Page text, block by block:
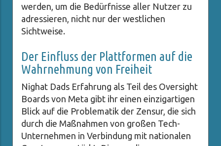
werden, um die Bedürfnisse aller Nutzer zu
adressieren, nicht nur der westlichen
Sichtweise.
Der Einfluss der Plattformen auf die
Wahrnehmung von Freiheit
Nighat Dads Erfahrung als Teil des Oversight
Boards von Meta gibt ihr einen einzigartigen
Blick auf die Problematik der Zensur, die sich
durch die Maßnahmen von großen Tech-
Unternehmen in Verbindung mit nationalen